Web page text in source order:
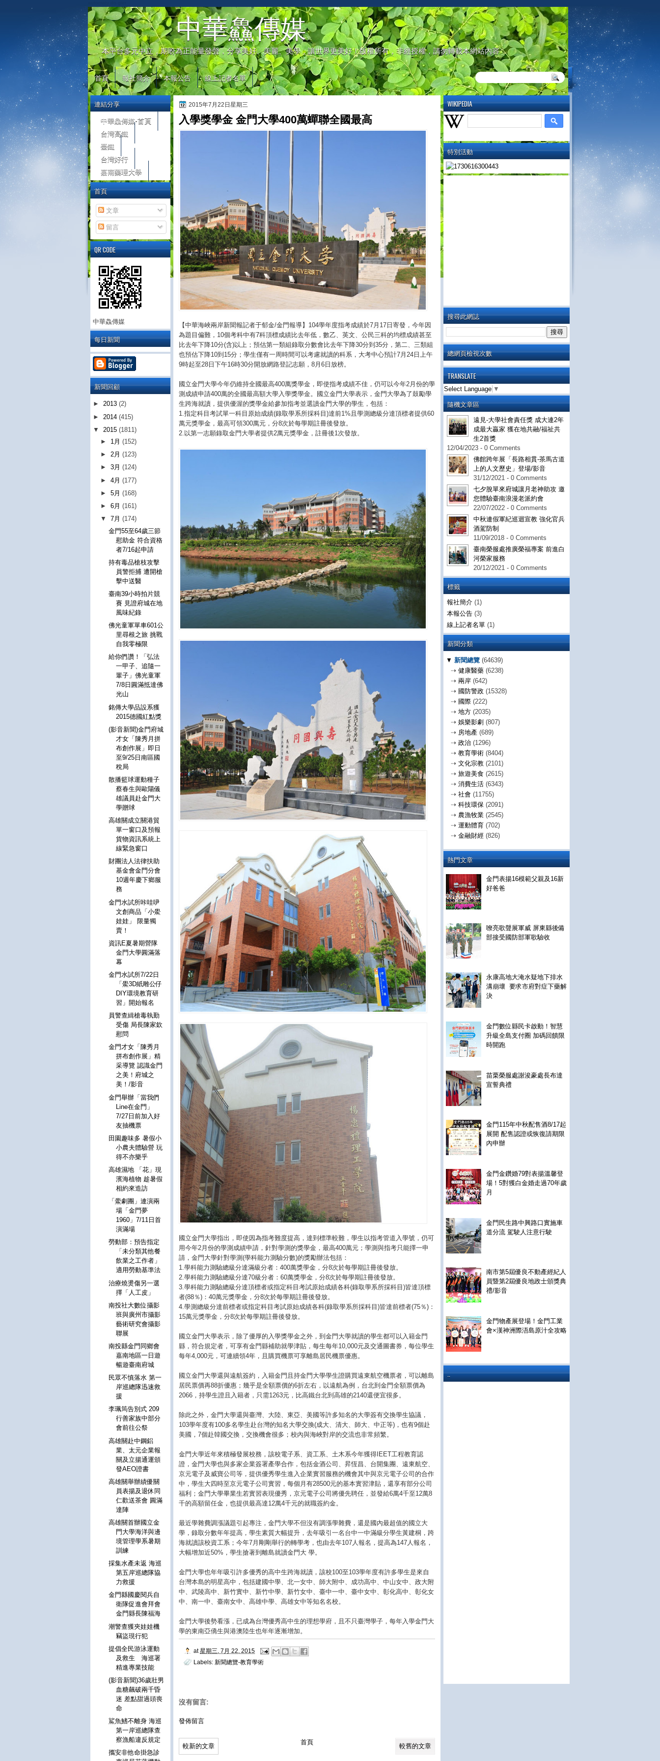
中華鱻傳媒
本平台多元中立，期盼為正能量發聲，分享美好、美麗、美學，讓世界更美好！版權所有，非經授權，請勿轉載本網站內容
首頁 報社簡介 本報公告 線上記者名單
WIKIPEDIA
特別活動
搜尋此網誌
總網頁檢視次數
TRANSLATE
Select Language ▼
隨機文章區
遠見-大學社會責任獎 成大連2年
成最大贏家 獲在地共融/福祉共
生2首獎
12/04/2023 - 0 Comments
佛館跨年展「長路相貫-茶馬古道
上的人文歷史」登場/影音
31/12/2021 - 0 Comments
七夕脫單來府城讓月老神助攻 邀
您體驗臺南浪漫老派約會
22/07/2022 - 0 Comments
中秋連假軍紀巡迴宣教 強化官兵
酒駕防制
11/09/2018 - 0 Comments
臺南榮服處推廣榮福專案 前進白
河榮家服務
20/12/2021 - 0 Comments
標籤
報社簡介 (1)
本報公告 (3)
線上記者名單 (1)
新聞分類
▼ 新聞總覽 (64639)
⇢ 健康醫藥 (6238)
⇢ 兩岸 (642)
⇢ 國防警政 (15328)
⇢ 國際 (222)
⇢ 地方 (2035)
⇢ 娛樂影劇 (807)
⇢ 房地產 (689)
⇢ 政治 (1296)
⇢ 教育學術 (8404)
⇢ 文化宗教 (2101)
⇢ 旅遊美食 (2615)
⇢ 消費生活 (6343)
⇢ 社會 (11755)
⇢ 科技環保 (2091)
⇢ 農漁牧業 (2545)
⇢ 運動體育 (702)
⇢ 金融財經 (826)
熱門文章
金門表揚16模範父親及16新
好爸爸
嘹亮歌聲展軍威 屏東縣後備
部接受國防部軍歌驗收
永康高地大淹水疑地下排水
溝崩壞 要求市府對症下藥解
決
金門數位縣民卡啟動！智慧
升級全島支付圈 加碼回饋限
時開跑
苗栗榮服處謝浚豪處長布達
宣誓典禮
金門115年中秋配售酒8/17起
展開 配售認證或恢復請期限
內申辦
金門金鑽婚79對表揚溫馨登
場！5對獲白金婚走過70年歲
月
金門民生路中興路口實施車
道分流 駕駛人注意行駛
南市第5屆優良不動產經紀人
員暨第2屆優良地政士頒獎典
禮/影音
金門物產展登場！金門工業
會×漢神洲際浯島原汁全攻略
..
2015年7月22日星期三
入學獎學金 金門大學400萬蟬聯全國最高
【中華海峽兩岸新聞報記者于郁金/金門報導】104學年度指考成績於7月17日寄發，今年因
為題目偏難，10個考科中有7科頂標成績比去年低，數乙、英文、公民三科的均標成績甚至
比去年下降10分(含)以上；預估第一類組錄取分數會比去年下降30分到35分，第二、三類組
也預估下降10到15分；學生僅有一周時間可以考慮就讀的科系，大考中心預計7月24日上午
9時起至28日下午16時30分開放網路登記志願，8月6日放榜。
國立金門大學今年仍維持全國最高400萬獎學金，即使指考成績不佳，仍可以今年2月份的學
測成績申請400萬的全國最高額大學入學獎學金。國立金門大學表示，金門大學為了鼓勵學
生跨海就讀，提供優渥的獎學金給參加指考並選讀金門大學的學生，包括：
1.指定科目考試單一科目原始成績(錄取學系所採科目)達前1%且學測總級分達頂標者提供60
萬元獎學金，最高可領300萬元，分8次於每學期註冊後發放。
2.以第一志願錄取金門大學者提供2萬元獎學金，註冊後1次發放。
國立金門大學指出，即使因為指考難度提高，達到標準較難，學生以指考管道入學號，仍可
用今年2月份的學測成績申請，針對學測的獎學金，最高400萬元；學測與指考只能擇一申
請，金門大學針對學測(學科能力測驗分數)的獎勵辦法包括：
1.學科能力測驗總級分達滿級分者：400萬獎學金，分8次於每學期註冊後發放。
2.學科能力測驗總級分達70級分者：60萬獎學金，分8次於每學期註冊後發放。
3.學科能力測驗總級分達頂標者或指定科目考試原始成績各科(錄取學系所採科目)皆達頂標
者(88％)：40萬元獎學金，分8次於每學期註冊後發放。
4.學測總級分達前標者或指定科目考試原始成績各科(錄取學系所採科目)皆達前標者(75％)：
15萬元獎學金，分8次於每學期註冊後發放。
國立金門大學表示，除了優厚的入學獎學金之外，到金門大學就讀的學生都可以入籍金門
縣，符合規定者，可享有金門縣補助就學津貼，每生每年10,000元及交通圖書券，每位學生
每年4,000元，可連續領4年，且購買機票可享離島居民機票優惠。
國立金門大學還與遠航簽約，入籍金門且持金門大學學生證購買遠東航空機票者，可以離島
居民票價再88折優惠；幾乎是全額票價的6折左右，以遠航為例，台北到金門全額票價為
2066，持學生證且入籍者，只需1263元，比高鐵台北到高雄的2140還便宜很多。
除此之外，金門大學還與臺灣、大陸、東亞、美國等許多知名的大學簽有交換學生協議，
103學年度有100多名學生赴台灣的知名大學交換(成大、清大、師大、中正等)，也有9個赴
美國，7個赴韓國交換，交換機會很多；校內與海峽對岸的交流也非常頻繁。
金門大學近年來積極發展校務，該校電子系、資工系、土木系今年獲得IEET工程教育認
證，金門大學也與多家企業簽署產學合作，包括金酒公司、昇恆昌、台開集團、遠東航空、
京元電子及威寶公司等，提供優秀學生進入企業實習服務的機會其中與京元電子公司的合作
中，學生大四時至京元電子公司實習，每個月有28500元的基本實習津貼，還享有部分公司
福利；金門大學畢業生若實習表現優秀，京元電子公司將優先聘任，並發給6萬4千至12萬8
千的高額留任金，也提供最高達12萬4千元的就職簽約金。
最近學雜費調漲議題引起專注，金門大學不但沒有調漲學雜費，還是國內最超值的國立大
學，錄取分數年年提高，學生素質大幅提升，去年吸引一名台中一中滿級分學生黃建桐，跨
海就讀該校資工系；今年7月剛剛舉行的轉學考，也由去年107人報名，提高為147人報名，
大幅增加近50%，學生搶著到離島就讀金門大 學。
金門大學也年年吸引許多優秀的高中生跨海就讀，該校100至103學年度有許多學生是來自
台灣本島的明星高中，包括建國中學、北一女中、師大附中、成功高中、中山女中、政大附
中、武陵高中、新竹實中、新竹中學、新竹女中、臺中一中、臺中女中、彰化高中、彰化女
中、南一中、臺南女中、高雄中學、高雄女中等知名名校。
金門大學後勢看漲，已成為台灣優秀高中生的理想學府，且不只臺灣學子，每年入學金門大
學的東南亞僑生與港澳陸生也年年逐漸增加。
at 星期三, 7月 22, 2015
Labels: 新聞總覽-教育學術
沒有留言:
發佈留言
較新的文章 較舊的文章
首頁
連結分享
中華鱻傳媒-首頁
台灣高鐵
臺鐵
台灣好行
嘉南藥理大學
首頁
文章
留言
QR CODE
中華鱻傳媒
每日新聞
新聞回顧
► 2013 (2)
► 2014 (415)
▼ 2015 (1811)
► 1月(152)
►2月(123)
►3月(124)
►4月(177)
►5月(168)
►6月(161)
▼7月(174)
金門55至64歲三節
慰助金 符合資格
者7/16起申請
持有毒品槍枝攻擊
員警拒捕 遭開槍
擊中送醫
臺南39小時拍片競
賽 見證府城在地
風味紀錄
佛光童軍單車601公
里尋根之旅 挑戰
自我零極限
給你們讚！「弘法
一甲子、追隨一
輩子」佛光童軍
7/8日圓滿抵達佛
光山
銘傳大學品設系獲
2015德國紅點獎
(影音新聞)金門府城
才女「陳秀月拼
布創作展」即日
至9/25日南區國
稅局
散播籃球運動種子
蔡春生與歐陽儀
雄議員赴金門大
學贈球
高雄關成立關港貿
單一窗口及預報
貨物資訊系統上
線緊急窗口
財團法人法律扶助
基金會金門分會
10週年慶下鄉服
務
金門水試所咔哇吚
文創商品「小鱟
娃娃」 限量獨
賣！
資訊E夏暑期營隊
金門大學圓滿落
幕
金門水試所7/22日
「鱟3D紙雕公仔
DIY環境教育研
習」開始報名
員警查緝槍毒執勤
受傷 局長陳家欽
慰問
金門才女「陳秀月
拼布創作展」精
采導覽 認識金門
之美！府城之
美！/影音
金門舉辦「當我們
Line在金門」
7/27日前加入好
友抽機票
田園趣味多 暑假小
小農夫體驗營 玩
得不亦樂乎
高雄濕地 「花」現
濱海植物 趁暑假
相約來造訪
「鱟劇團」連演兩
場「金門夢
1960」7/11日首
演滿場
勞動部：預告指定
「未分類其他餐
飲業之工作者」
適用勞動基準法
治療燒燙傷另一選
擇「人工皮」
南投社大數位攝影
班與廣州市攝影
藝術研究會攝影
聯展
南投縣金門同鄉會
嘉南地區一日遊
暢遊臺南府城
民眾不慎落水 第一
岸巡總隊迅速救
援
李珮筠告別式 209
行善家族中部分
會前往公祭
高雄關赴中鋼鋁
業、太元企業報
關及立揚通運頒
發AEO證書
高雄關舉辦績優關
員表揚及退休同
仁歡送茶會 圓滿
達陣
高雄關首辦國立金
門大學海洋與邊
境管理學系暑期
訓練
採集水產未返 海巡
第五岸巡總隊協
力救援
金門縣國慶閱兵自
衛隊促進會拜會
金門縣長陳福海
潮警查獲夾娃娃機
竊盜現行犯
提倡全民游泳運動
及救生 海巡署
精進專業技能
(影音新聞)36歲壯男
血糖飆破兩千昏
迷 差點甜過頭喪
命
鯊魚鰭不離身 海巡
第一岸巡總隊查
察漁船違反規定
攜安非他命掛急診